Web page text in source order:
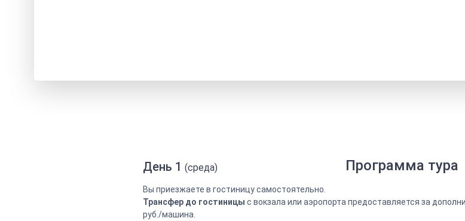
Программа тура
День 1 (среда)
Вы приезжаете в гостиницу самостоятельно.
Трансфер до гостиницы с вокзала или аэропорта предоставляется за
руб./машина.